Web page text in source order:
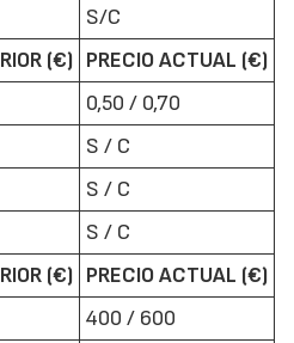
S/C
(€) PRECIO ACTUAL (€)
0,50 / 0,70
S / C
S / C
S / C
(€) PRECIO ACTUAL (€)
400 / 600